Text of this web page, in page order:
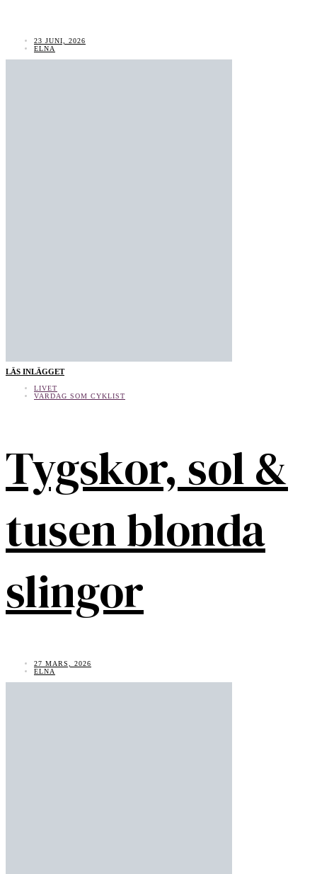
23 JUNI, 2026
ELNA
LÄS INLÄGGET
LIVET
VARDAG SOM CYKLIST
Tygskor, sol &
tusen blonda
slingor
27 MARS, 2026
ELNA